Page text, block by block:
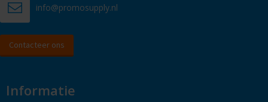
info@promosupply.nl
Contacteer ons
Informatie